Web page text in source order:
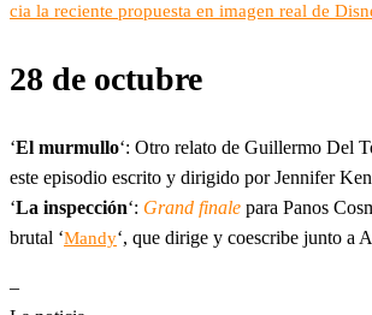
cia la reciente propuesta en imagen real de
28 de octubre
‘El murmullo‘: Otro relato de Guillermo Del
este episodio escrito y dirigido por Jennifer
‘La inspección‘: Grand finale para Panos
brutal ‘Mandy‘, que dirige y coescribe junto a
–